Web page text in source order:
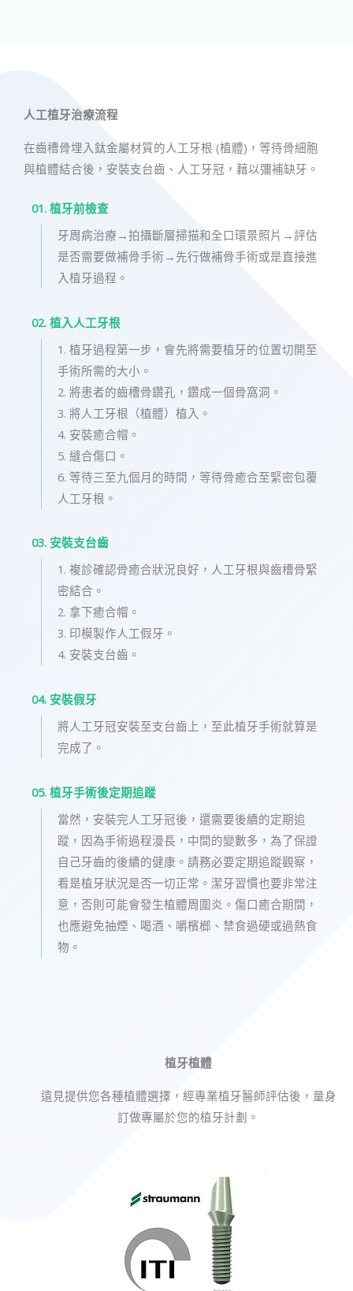
人工植牙​治療流程
在齒槽骨埋入鈦金屬材質的人工牙根 (植體)，等待骨細胞
與植體結合後，安裝支台齒、人工牙冠，藉以彌補缺牙。
01. 植牙前檢查
牙周病治療→拍攝斷層掃描和全口環景照片→評估
是否需要做補骨手術→先行做補骨手術或是直接進
入植牙過程。
02. 植入人工牙根
1. 植牙過程第一步，會先將需要植牙的位置切開至
手術所需的大小。
2. 將患者的齒槽骨鑽孔，鑽成一個骨窩洞。
3. 將人工牙根（植體）植入。
4. 安裝癒合帽。
5. 縫合傷口。
6. 等待三至九個月的時間，等待骨癒合至緊密包覆
人工牙根。
03. 安裝支台齒
1. 複診確認骨癒合狀況良好，人工牙根與齒槽骨緊
密結合。
2. 拿下癒合帽。
3. 印模製作人工假牙。
4. 安裝支台齒。
04. 安裝假牙
將人工牙冠安裝至支台齒上，至此植牙手術就算是
完成了。
05. 植牙手術後定期追蹤
當然，安裝完人工牙冠後，還需要後續的定期追
蹤，因為手術過程漫長，中間的變數多，為了保證
自己牙齒的後續的健康。請務必要定期追蹤觀察，
看是植牙狀況是否一切正常。潔牙習慣也要非常注
意，否則可能會發生植體周圍炎。傷口癒合期間，
也應避免抽煙、喝酒、嚼檳榔、禁食過硬或過熱食
物。
植牙植體
遠見提供您各種植體選擇，經專業植牙醫師評估後，量身
訂做專屬於您的植牙計劃。